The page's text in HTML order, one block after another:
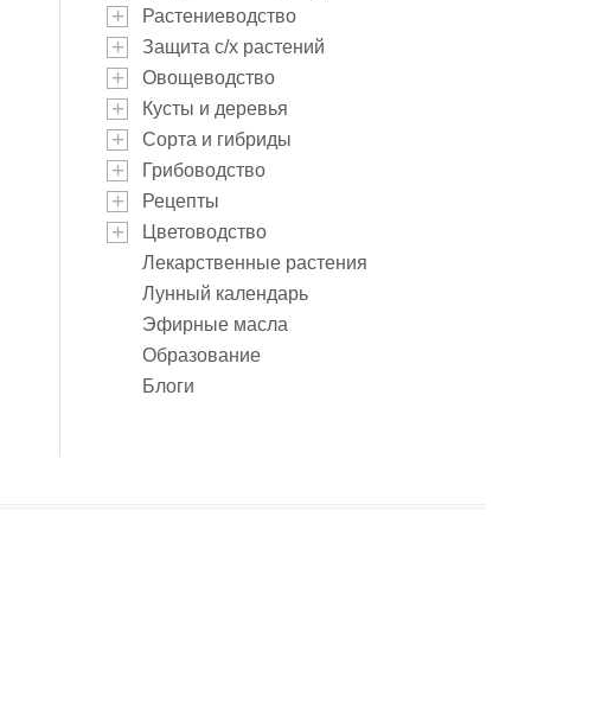
Растениеводство
Защита с/х растений
Овощеводство
Кусты и деревья
Сорта и гибриды
Грибоводство
Рецепты
Цветоводство
Лекарственные растения
Лунный календарь
Эфирные масла
Образование
Блоги